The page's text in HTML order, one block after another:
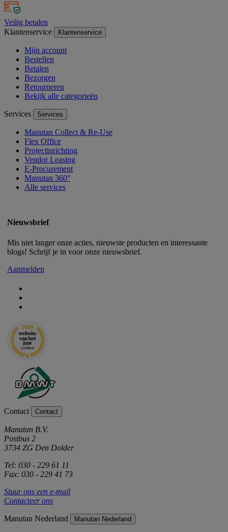
Veilig betalen
Klantenservice
Klantenservice
Mijn account
Bestellen
Betalen
Bezorgen
Retourneren
Bekijk alle categorieën
Services Services
Manutan Collect & Re-Use
Flex Office
Projectinrichting
Vendor Leasing
E-Procurement
Manutan 360°
Alle services
Nieuwsbrief
Mis niet langer onze acties, nieuwste producten en interessante
blogs! Schrijf je in voor onze nieuwsbrief.
Aanmelden
Contact Contact
Manutan B.V.
Postbus 2
3734 ZG Den Dolder
Tel: 030 - 229 61 11
Fax: 030 - 229 41 73
Stuur ons een e-mail
Contacteer ons
Manutan Nederland Manutan Nederland